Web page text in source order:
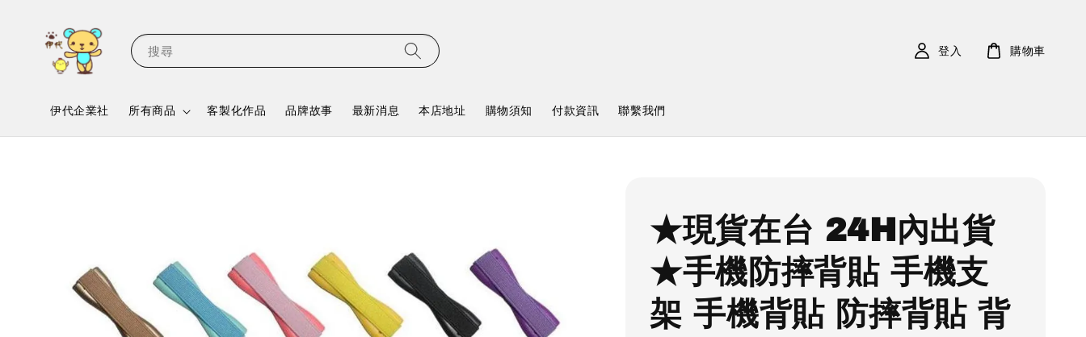
搜尋
伊代企業社 所有商品 客製化作品 品牌故事 最新消息 本店地址 購物須知 付款資訊 聯繫我們
登入 購物車
★現貨在台 24H內出貨
★手機防摔背貼 手機支
架 手機背貼 防摔背貼 背